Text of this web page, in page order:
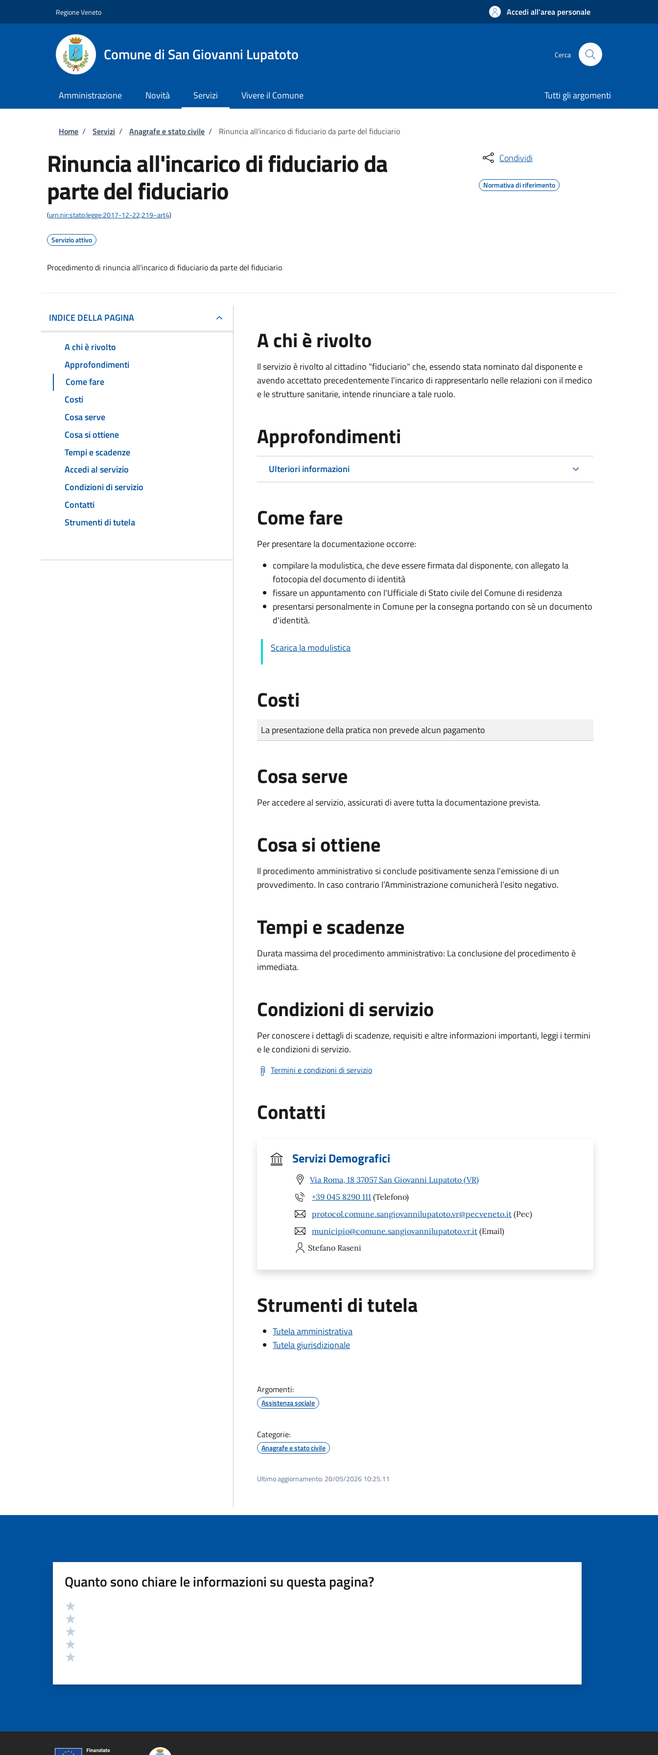
Regione Veneto Accedi all'area personale
Comune di San Giovanni Lupatoto Cerca
Amministrazione Novità Servizi Vivere il Comune Tutti gli argomenti
Briciole di pane
Home / Servizi / Anagrafe e stato civile / Rinuncia all'incarico di fiduciario da parte del fiduciario
Rinuncia all'incarico di fiduciario da
parte del fiduciario
(urn:nir:stato:legge:2017-12-22;219~art4)
Servizio attivo
Procedimento di rinuncia all'incarico di fiduciario da parte del fiduciario
Condividi
Normativa di riferimento
INDICE DELLA PAGINA
A chi è rivolto
Approfondimenti
Come fare
Costi
Cosa serve
Cosa si ottiene
Tempi e scadenze
Accedi al servizio
Condizioni di servizio
Contatti
Strumenti di tutela
A chi è rivolto
Il servizio è rivolto al cittadino "fiduciario" che, essendo stata nominato dal disponente e
avendo accettato precedentemente l'incarico di rappresentarlo nelle relazioni con il medico
e le strutture sanitarie, intende rinunciare a tale ruolo.
Approfondimenti
Ulteriori informazioni
Come fare
Per presentare la documentazione occorre:
compilare la modulistica, che deve essere firmata dal disponente, con allegato la
fotocopia del documento di identità
fissare un appuntamento con l'Ufficiale di Stato civile del Comune di residenza
presentarsi personalmente in Comune per la consegna portando con sè un documento
d'identità.
Scarica la modulistica
Costi
Tipo di pagamento
Importo
La presentazione della pratica non prevede alcun pagamento
Cosa serve
Per accedere al servizio, assicurati di avere tutta la documentazione prevista.
Cosa si ottiene
Il procedimento amministrativo si conclude positivamente senza l’emissione di un
provvedimento. In caso contrario l’Amministrazione comunicherà l’esito negativo.
Tempi e scadenze
Durata massima del procedimento amministrativo: La conclusione del procedimento è
immediata.
Condizioni di servizio
Per conoscere i dettagli di scadenze, requisiti e altre informazioni importanti, leggi i termini
e le condizioni di servizio.
Termini e condizioni di servizio
Contatti
Servizi Demografici
Via Roma, 18 37057 San Giovanni Lupatoto (VR)
+39 045 8290 111 (Telefono)
protocol.comune.sangiovannilupatoto.vr@pecveneto.it (Pec)
municipio@comune.sangiovannilupatoto.vr.it (Email)
Stefano Raseni
Strumenti di tutela
Tutela amministrativa
Tutela giurisdizionale
Argomenti:
Assistenza sociale
Categorie:
Anagrafe e stato civile
Ultimo aggiornamento: 20/05/2026 10:25.11
Quanto sono chiare le informazioni su questa pagina?
Valutazione